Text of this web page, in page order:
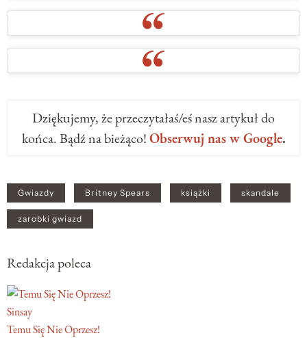
Dziękujemy, że przeczytałaś/eś nasz artykuł do
końca. Bądź na bieżąco!Obserwuj nas w Google.
Gwiazdy Britney Spears książki skandale
zarobki gwiazd
Redakcja poleca
Sinsay
Temu Się Nie Oprzesz!